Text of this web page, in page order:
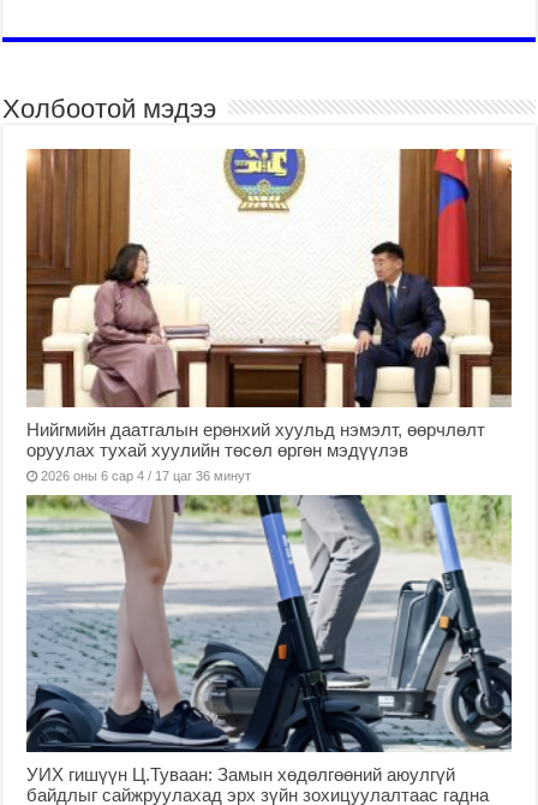
Холбоотой мэдээ
Нийгмийн даатгалын ерөнхий хуульд нэмэлт, өөрчлөлт
оруулах тухай хуулийн төсөл өргөн мэдүүлэв
2026 оны 6 сар 4 / 17 цаг 36 минут
УИХ гишүүн Ц.Туваан: Замын хөдөлгөөний аюулгүй
байдлыг сайжруулахад эрх зүйн зохицуулалтаас гадна